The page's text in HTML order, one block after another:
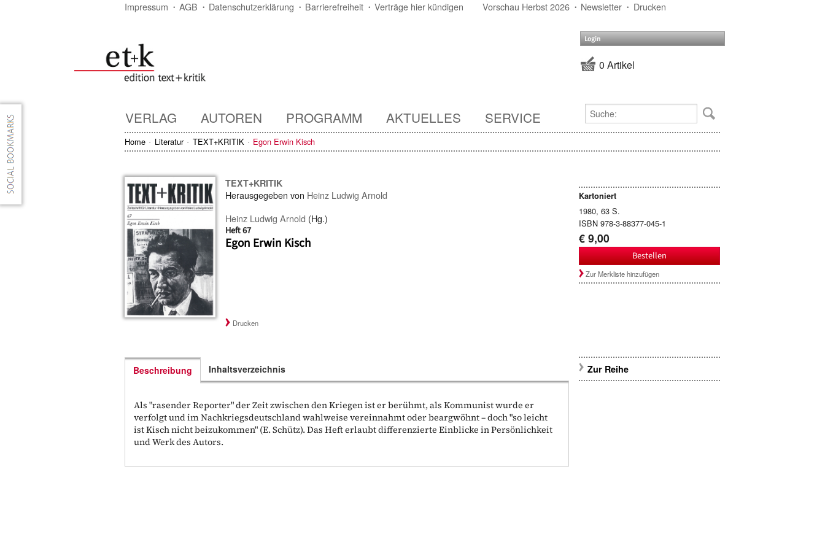
Impressum AGB Datenschutzerklärung Barrierefreiheit Verträge hier kündigen Vorschau Herbst 2026 Newsletter Drucken
Login
0 Artikel
VERLAG AUTOREN PROGRAMM AKTUELLES SERVICE
Home Literatur TEXT+KRITIK Egon Erwin Kisch
TEXT+KRITIK
Herausgegeben von Heinz Ludwig Arnold
Heinz Ludwig Arnold (Hg.)
Heft 67
Egon Erwin Kisch
Kartoniert
1980, 63 S.
ISBN 978-3-88377-045-1
€ 9,00
Bestellen
Zur Merkliste hinzufügen
Drucken
Beschreibung
Als "rasender Reporter" der Zeit zwischen den Kriegen ist er berühmt, als Kommunist wurde er
verfolgt und im Nachkriegsdeutschland wahlweise vereinnahmt oder beargwöhnt – doch "so leicht
ist Kisch nicht beizukommen" (E. Schütz). Das Heft erlaubt differenzierte Einblicke in Persönlichkeit
und Werk des Autors.
Inhaltsverzeichnis Zur Reihe